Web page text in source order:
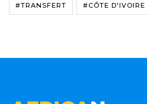
#TRANSFERT #CÔTE D'IVOIRE